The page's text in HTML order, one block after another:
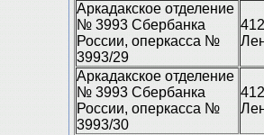
Аркадакское отделение
№ 3993 Сбербанка
России, оперкасса №
3993/29
Аркадакское отделение
№ 3993 Сбербанка
России, оперкасса №
3993/30